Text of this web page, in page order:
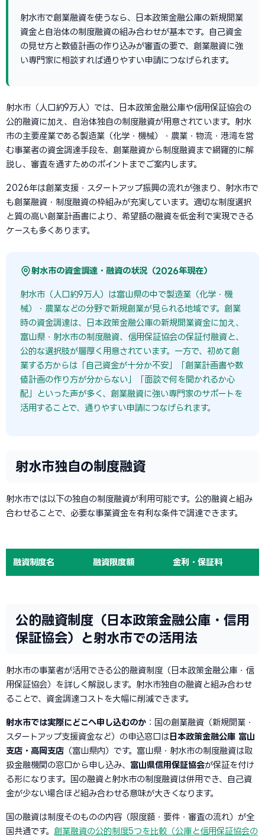
射水市で創業融資を使うなら、日本政策金融公庫の新規開業
資金と自治体の制度融資の組み合わせが基本です。自己資金
の見せ方と数値計画の作り込みが審査の要で、創業融資に強
い専門家に相談すれば通りやすい申請につなげられます。
射水市（人口約9万人）では、日本政策金融公庫や信用保証協会の
公的融資に加え、自治体独自の制度融資が用意されています。射水
市の主要産業である製造業（化学・機械）・農業・物流・港湾を営
む事業者の資金調達手段を、創業融資から制度融資まで網羅的に解
説し、審査を通すためのポイントまでご案内します。
2026年は創業支援・スタートアップ振興の流れが強まり、射水市で
も創業融資・制度融資の枠組みが充実しています。適切な制度選択
と質の高い創業計画書により、希望額の融資を低金利で実現できる
ケースも多くあります。
射水市の資金調達・融資の状況（2026年現在）
射水市（人口約9万人）は富山県の中で製造業（化学・機
械）・農業などの分野で新規創業が見られる地域です。創業
時の資金調達は、日本政策金融公庫の新規開業資金に加え、
富山県・射水市の制度融資、信用保証協会の保証付融資と、
公的な選択肢が層厚く用意されています。一方で、初めて創
業する方からは「自己資金が十分か不安」「創業計画書や数
値計画の作り方が分からない」「面談で何を聞かれるか心
配」といった声が多く、創業融資に強い専門家のサポートを
活用することで、通りやすい申請につなげられます。
射水市独自の制度融資
射水市では以下の独自の制度融資が利用可能です。公的融資と組み
合わせることで、必要な事業資金を有利な条件で調達できます。
融資制度名 融資限度額 金利・保証料
公的融資制度（日本政策金融公庫・信用
保証協会）と射水市での活用法
射水市の事業者が活用できる公的融資制度（日本政策金融公庫・信
用保証協会）を詳しく解説します。射水市独自の融資と組み合わせ
ることで、資金調達コストを大幅に削減できます。
射水市では実際にどこへ申し込むのか ：国の創業融資（新規開業・
スタートアップ支援資金など）の申込窓口は 日本政策金融公庫 富山
支店・高岡支店 （富山県内）です。富山県・射水市の制度融資は取
扱金融機関の窓口から申し込み、 富山県信用保証協会が保証を付け
る形になります。国の融資と射水市の制度融資は併用でき、自己資
金が少ない場合ほど組み合わせる意味が大きくなります。
国の融資は制度そのものの内容（限度額・要件・審査の流れ）が全
国共通です。 創業融資の公的制度5つを比較（公庫と信用保証協会の